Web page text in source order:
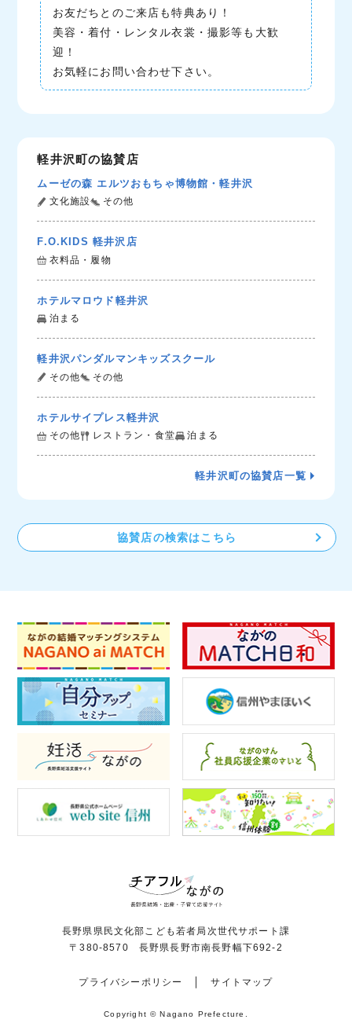
お友だちとのご来店も特典あり！
美容・着付・レンタル衣裳・撮影等も大歓
迎！
お気軽にお問い合わせ下さい。
軽井沢町の協賛店
ムーゼの森 エルツおもちゃ博物館・軽井沢
文化施設 その他
F.O.KIDS 軽井沢店
衣料品・履物
ホテルマロウド軽井沢
泊まる
軽井沢パンダルマンキッズスクール
その他 その他
ホテルサイプレス軽井沢
その他 レストラン・食堂 泊まる
軽井沢町の協賛店一覧
協賛店の検索はこちら
長野県県民文化部こども若者局次世代サポート課
〒380-8570 長野県長野市南長野幅下692-2
プライバシーポリシー サイトマップ
Copyright © Nagano Prefecture.